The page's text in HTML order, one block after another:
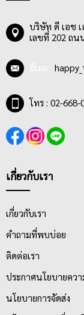
บริษัท ดี เอช เ
เลขที่ 202 ถน
โทร : 02-668-
เกี่ยวกับเรา
เกี่ยวกับเรา
คำถามที่พบบ่อย
ติดต่อเรา
ประกาศนโยบายคว
นโยบายการจัดส่ง